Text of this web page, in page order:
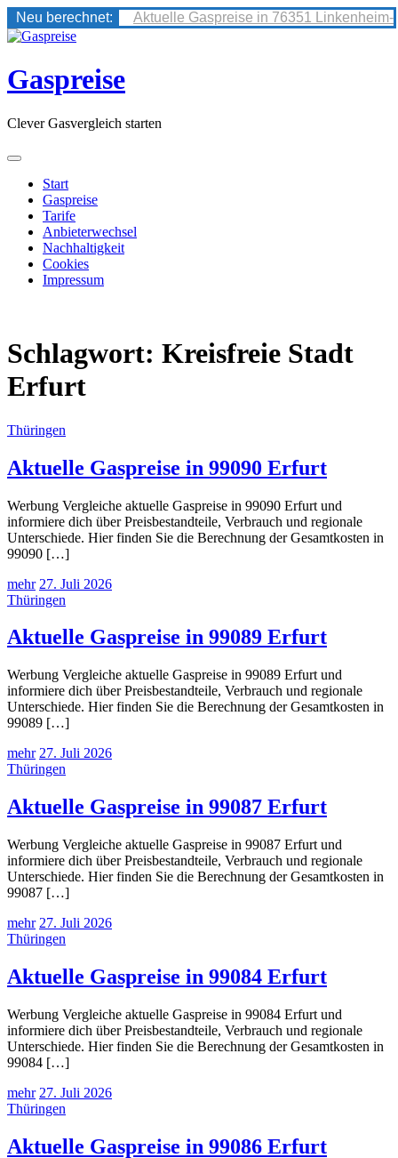
Neu berechnet:
Aktuelle Gaspreise in 76351 Linkenheim-
Skip
content
Gaspreise
Clever Gasvergleich starten
Start
Gaspreise
Tarife
Anbieterwechsel
Nachhaltigkeit
Cookies
Impressum
Schlagwort: Kreisfreie Stadt
Erfurt
Thüringen
Aktuelle Gaspreise in 99090 Erfurt
Werbung Vergleiche aktuelle Gaspreise in 99090 Erfurt und
informiere dich über Preisbestandteile, Verbrauch und regionale
Unterschiede. Hier finden Sie die Berechnung der Gesamtkosten in
99090 […]
mehr 27. Juli 2026
Thüringen
Aktuelle Gaspreise in 99089 Erfurt
Werbung Vergleiche aktuelle Gaspreise in 99089 Erfurt und
informiere dich über Preisbestandteile, Verbrauch und regionale
Unterschiede. Hier finden Sie die Berechnung der Gesamtkosten in
99089 […]
mehr 27. Juli 2026
Thüringen
Aktuelle Gaspreise in 99087 Erfurt
Werbung Vergleiche aktuelle Gaspreise in 99087 Erfurt und
informiere dich über Preisbestandteile, Verbrauch und regionale
Unterschiede. Hier finden Sie die Berechnung der Gesamtkosten in
99087 […]
mehr 27. Juli 2026
Thüringen
Aktuelle Gaspreise in 99084 Erfurt
Werbung Vergleiche aktuelle Gaspreise in 99084 Erfurt und
informiere dich über Preisbestandteile, Verbrauch und regionale
Unterschiede. Hier finden Sie die Berechnung der Gesamtkosten in
99084 […]
mehr 27. Juli 2026
Thüringen
Aktuelle Gaspreise in 99086 Erfurt